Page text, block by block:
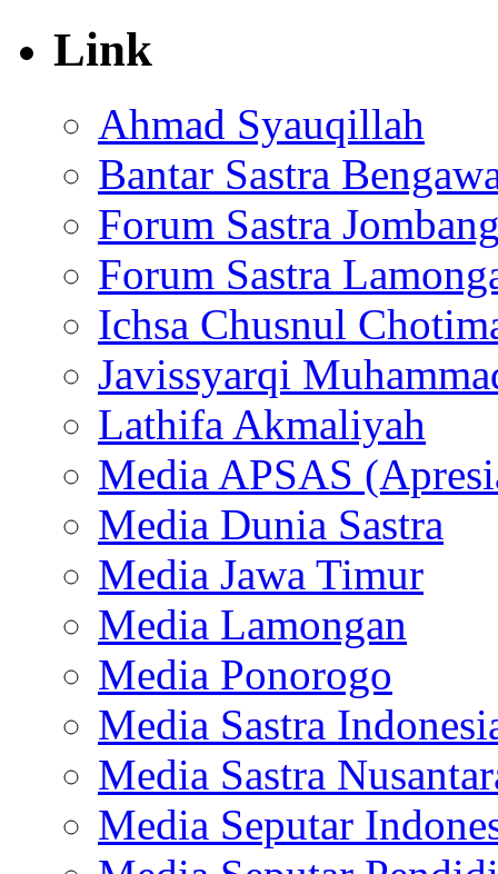
Link
Ahmad Syauqillah
Bantar Sastra
Forum Sastra
Forum Sastra
Ichsa Chusnul
Javissyarqi
Lathifa Akmaliyah
Media APSAS
Media Dunia Sastra
Media Jawa Timur
Media Lamongan
Media Ponorogo
Media Sastra
Media Sastra
Media Seputar